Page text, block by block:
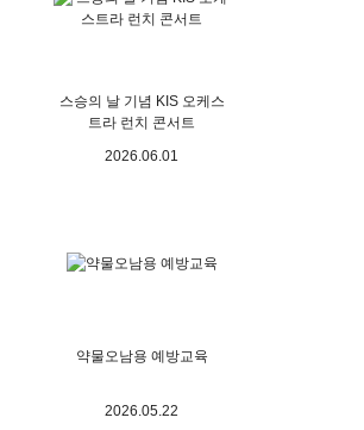
스승의 날 기념 KIS 오케스
트라 런치 콘서트
2026.06.01
약물오남용 예방교육
2026.05.22